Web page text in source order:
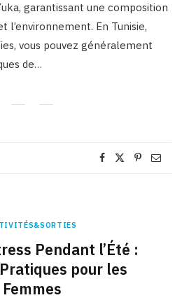
garantissant une composition
l’environnement. En Tunisie,
vous pouvez généralement
de…
Pendant l’Été :
pour les
Femmes